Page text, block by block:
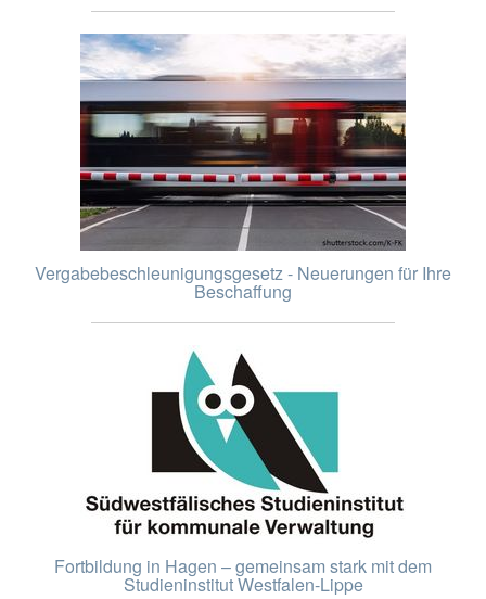
Vergabebeschleunigungsgesetz - Neuerungen für Ihre
Beschaffung
Fortbildung in Hagen – gemeinsam stark mit dem
Studieninstitut Westfalen-Lippe